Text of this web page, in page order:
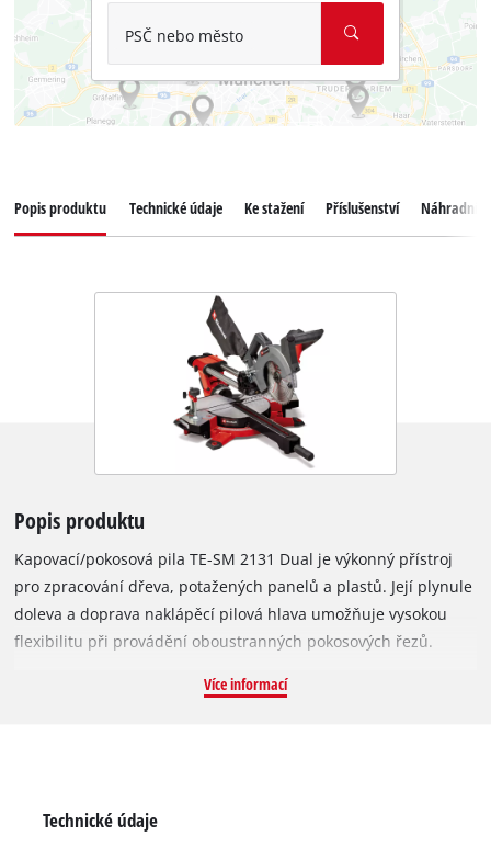
PSČ nebo město
Popis produktu Technické údaje Ke stažení Příslušenství Náhradní
Popis produktu
Kapovací/pokosová pila TE-SM 2131 Dual je výkonný přístroj
pro zpracování dřeva, potažených panelů a plastů. Její plynule
doleva a doprava naklápěcí pilová hlava umožňuje vysokou
flexibilitu při provádění oboustranných pokosových řezů.
tak rychlé, přesné přiložení obrobku. Vysoce kvalitní otočný
Pracovní podpěry X-Tend s ergonomickou obsluhou jednou
Více informací
Technické údaje